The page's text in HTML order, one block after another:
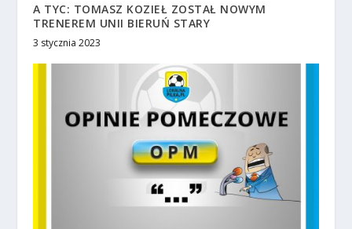
A TYC: TOMASZ KOZIEŁ ZOSTAŁ NOWYM
TRENEREM UNII BIERUŃ STARY
3 stycznia 2023